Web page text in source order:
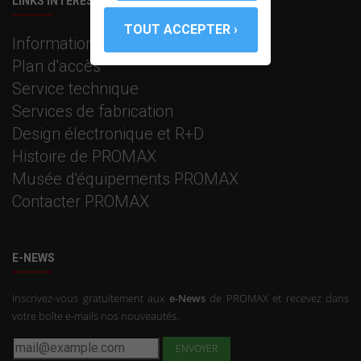
Information corporative
Plan d'accès
Service technique
Services de fabrication
Design électronique et R+D
Histoire de PROMAX
Musée d'équipements PROMAX
Contacter PROMAX
E-NEWS
Inscrivez-vous gratuitement aux e-Newsde PROMAX et recevez dans
votre boîte e-mails nos nouveautés.